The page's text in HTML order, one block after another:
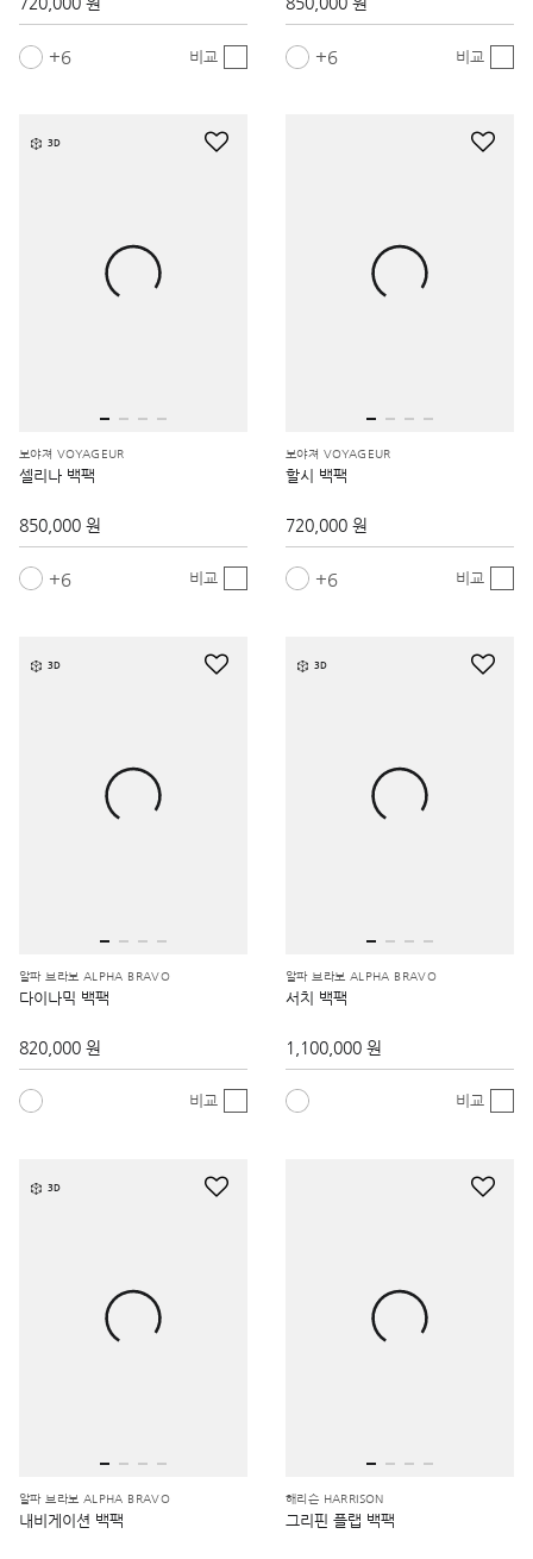
6 비교 6 비교
3D
보야져 VOYAGEUR
셀리나 백팩
850,000 원
6 비교
보야져 VOYAGEUR
할시 백팩
720,000 원
6 비교
3D
알파 브라보 ALPHA BRAVO
다이나믹 백팩
820,000 원
비교
3D
알파 브라보 ALPHA BRAVO
서치 백팩
1,100,000 원
비교
3D
알파 브라보 ALPHA BRAVO
내비게이션 백팩
해리슨 HARRISON
그리핀 플랩 백팩